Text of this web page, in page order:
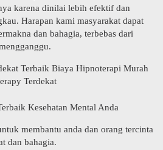
karena dinilai lebih efektif dan
Harapan kami masyarakat dapat
dan bahagia, terbebas dari
Terbaik Biaya Hipnoterapi Murah
Terdekat
Kesehatan Mental Anda
membantu anda dan orang tercinta
dan bahagia.